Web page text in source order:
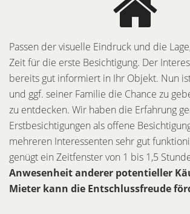
Passen der visuelle Eindruck und die
Zeit für die erste Besichtigung. Der
bereits gut informiert in Ihr Objekt. Nun
und ggf. seiner Familie die Chance zu
zu entdecken. Wir haben die Erfahrung
Erstbesichtigungen als offene
mehreren Interessenten sehr gut
genügt ein Zeitfenster von 1 bis 1,5
Anwesenheit anderer potentieller
Mieter kann die Entschlussfreude